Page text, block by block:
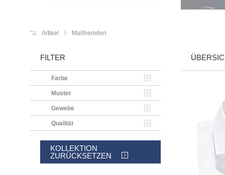
Artikel Maßhemden
FILTER
Farbe
Muster
Gewebe
Qualität
KOLLEKTION
ZURÜCKSETZEN